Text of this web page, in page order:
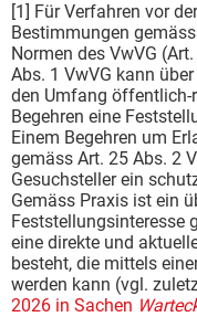
[1] Für Verfahren vor
Bestimmungen
Normen des VwVG
Abs. 1 VwVG kann
den Umfang öffentlich-
Begehren eine
Einem Begehren um
gemäss Art. 25 Abs. 2
Gesuchsteller ein
Gemäss Praxis ist ein
Feststellungsinteresse
eine direkte und
besteht, die mittels
werden kann (vgl.
2026 in Sachen